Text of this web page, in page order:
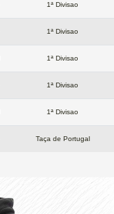
1ª Divisao
1ª Divisao
1ª Divisao
1ª Divisao
1ª Divisao
Taça de Portugal